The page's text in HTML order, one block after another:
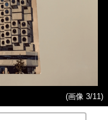
(画像 3/11)